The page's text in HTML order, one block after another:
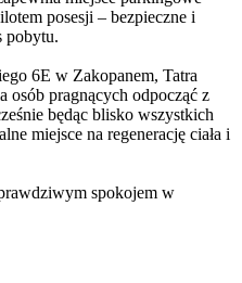
posesji – bezpieczne i
pobytu.
6E w Zakopanem, Tatra
osób pragnących odpocząć z
będąc blisko wszystkich
miejsce na regenerację ciała i
spokojem w